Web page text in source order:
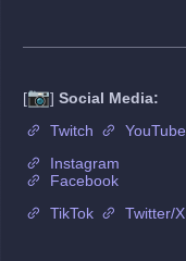
[📷] Social Media:
Twitch
YouTube
Instagram
Facebook
TikTok
Twitter/X